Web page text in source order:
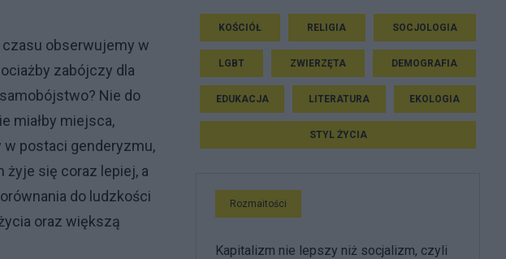
obserwujemy w
zabójczy dla
Nie do
miałby miejsca,
w postaci genderyzmu,
się coraz lepiej, a
do ludzkości
oraz większą
KOŚCIÓŁ RELIGIA SOCJOLOGIA
LGBT ZWIERZĘTA DEMOGRAFIA
EDUKACJA LITERATURA EKOLOGIA
STYL ŻYCIA
Rozmaitości
Kapitalizm nie lepszy niż socjalizm, czyli